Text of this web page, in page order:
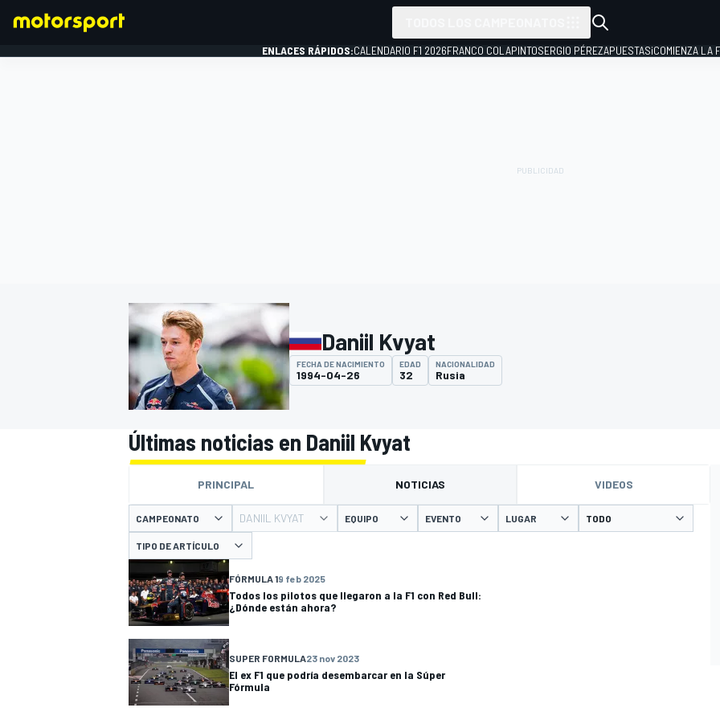
INDYCAR
MOTOGP
ENLACES RÁPIDOS:CALENDARIO F1 2026FRANCO COLAPINTOSERGIO PÉREZAPUESTAS¡COMIENZA LA
Daniil Kvyat
FECHA DE NACIMIENTO
1994-04-26
EDAD
32
NACIONALIDAD
Rusia
Últimas noticias en Daniil Kvyat
PRINCIPAL NOTICIAS VIDEOS
CAMPEONATO DANIIL KVYAT EQUIPO EVENTO LUGAR
TIPO DE ARTÍCULO
FÓRMULA 19 feb 2025
Todos los pilotos que llegaron a la F1 con Red Bull:
¿Dónde están ahora?
SUPER FORMULA23 nov 2023
El ex F1 que podría desembarcar en la Súper
Fórmula